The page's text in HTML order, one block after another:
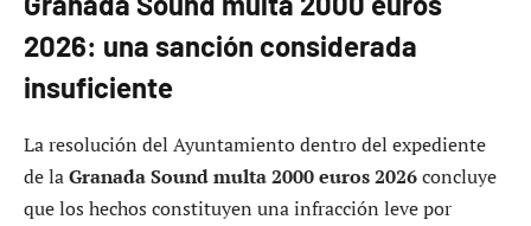
2026: una sanción considerada
insuficiente
La resolución del Ayuntamiento dentro del expediente
de laGranada Sound multa 2000 euros 2026concluye
que los hechos constituyen una infracción leve por